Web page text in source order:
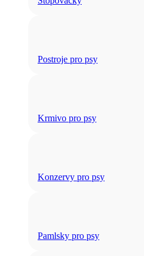
Postroje pro psy
Krmivo pro psy
Konzervy pro psy
Pamlsky pro psy